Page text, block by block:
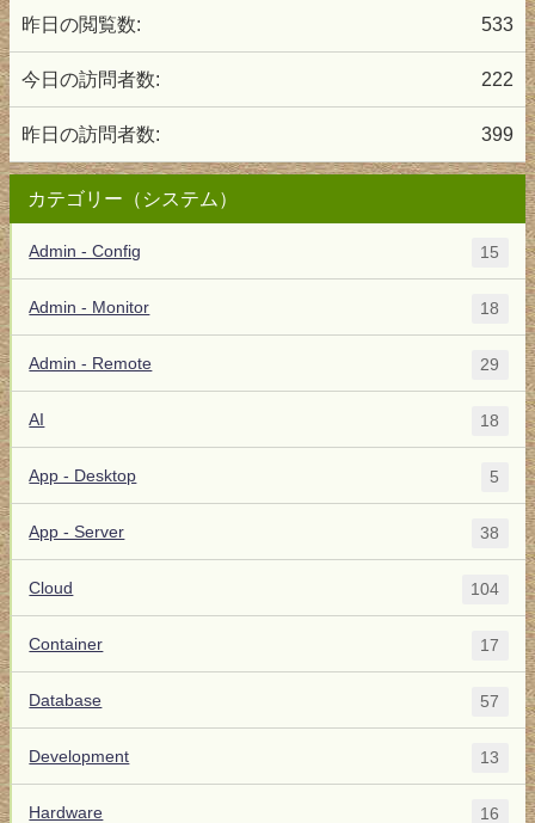
533
昨日の閲覧数:
222
今日の訪問者数:
399
昨日の訪問者数:
カテゴリー（システム）
Admin - Config 15
Admin - Monitor 18
Admin - Remote 29
AI 18
App - Desktop 5
App - Server 38
Cloud 104
Container 17
Database 57
Development 13
Hardware 16